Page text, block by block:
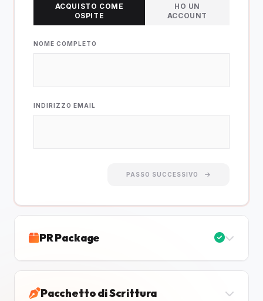
ACQUISTO COME
OSPITE
HO UN
ACCOUNT
NOME COMPLETO
INDIRIZZO EMAIL
PASSO SUCCESSIVO
PR Package
Pacchetto di Scrittura